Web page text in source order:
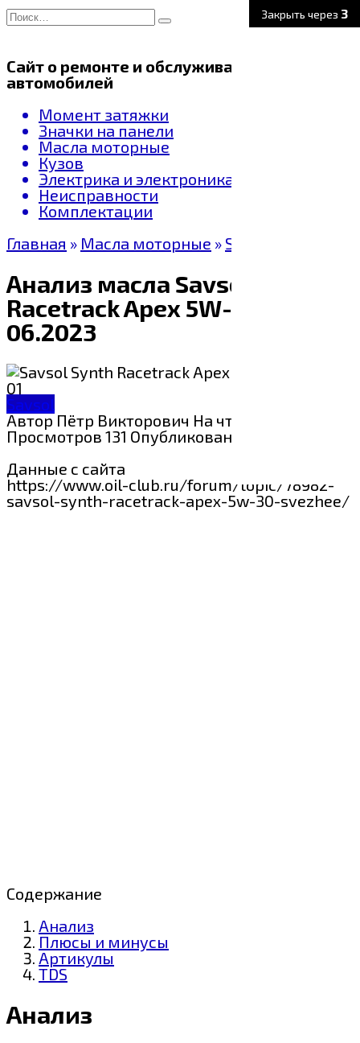
Закрыть через 2
Перейти
к
Search
for:
Сайт о ремонте и обслуживании
автомобилей
Момент затяжки
Значки на панели
Масла моторные
Кузов
Электрика и электроника
Неисправности
Комплектации
Главная » Масла моторные » Savsol
Анализ масла Savsol Synth
Racetrack Apex 5W-30
06.2023
Savsol
Автор Пётр Викторович На чтение
Просмотров 131 Опубликовано
Данные с сайта
https://www.oil-club.ru/forum/topic/78982-
savsol-synth-racetrack-apex-5w-30-svezhee/
Содержание
Анализ
Плюсы и минусы
Артикулы
TDS
Анализ